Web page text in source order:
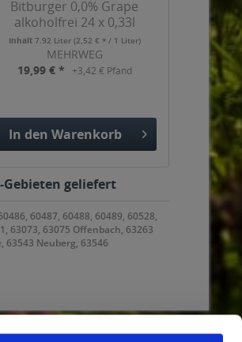
Bitburger 0,0% Grape
alkoholfrei 24 x 0,33l
Inhalt 7.92 Liter (2,52 € * / 1 Liter)
MEHRWEG
19,99 € *
+3,42 € Pfand
In den Warenkorb
geliefert
60487, 60488, 60489, 60528,
63073, 63075 Offenbach, 63263
63543 Neuberg, 63546